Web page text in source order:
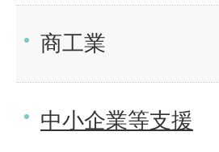
商工業
中小企業等支援